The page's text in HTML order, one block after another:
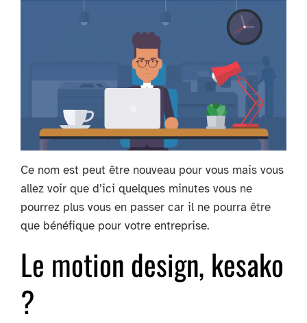
Ce nom est peut être nouveau pour vous mais vous
allez voir que d’ici quelques minutes vous ne
pourrez plus vous en passer car il ne pourra être
que bénéfique pour votre entreprise.
Le motion design, kesako
?